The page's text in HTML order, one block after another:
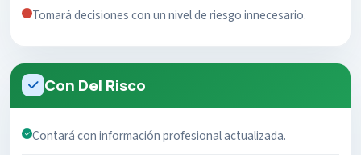
Tomará decisiones con un nivel de riesgo innecesario.
Con Del Risco
Contará con información profesional actualizada.